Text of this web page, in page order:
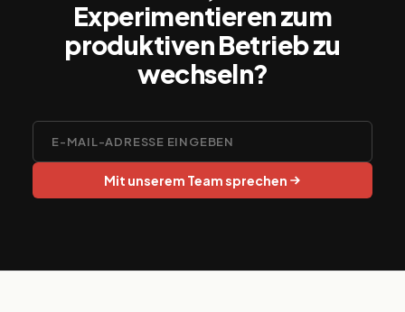
Experimentieren zum
produktiven Betrieb zu
wechseln?
Mit unserem Team sprechen